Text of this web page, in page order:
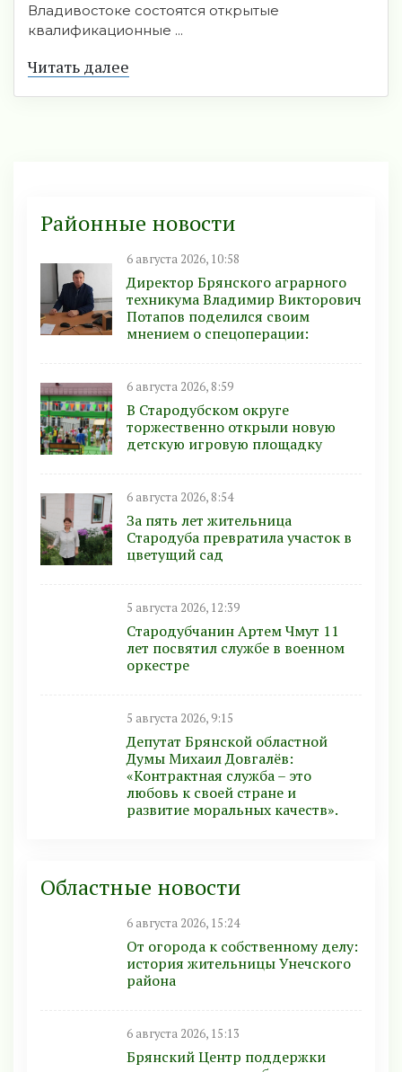
Владивостоке состоятся открытые
квалификационные ...
Читать далее
Районные новости
6 августа 2026, 10:58
Директор Брянского аграрного
техникума Владимир Викторович
Потапов поделился своим
мнением о спецоперации:
6 августа 2026, 8:59
В Стародубском округе
торжественно открыли новую
детскую игровую площадку
6 августа 2026, 8:54
За пять лет жительница
Стародуба превратила участок в
цветущий сад
5 августа 2026, 12:39
Стародубчанин Артем Чмут 11
лет посвятил службе в военном
оркестре
5 августа 2026, 9:15
Депутат Брянской областной
Думы Михаил Довгалёв:
«Контрактная служба – это
любовь к своей стране и
развитие моральных качеств».
Областные новости
6 августа 2026, 15:24
От огорода к собственному делу:
история жительницы Унечского
района
6 августа 2026, 15:13
Брянский Центр поддержки